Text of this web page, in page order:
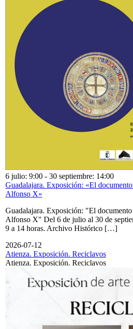
6 julio: 9:00 - 30 septiembre: 14:00
Guadalajara. Exposición: «El
Alfonso X»
Guadalajara. Exposición: "El
Alfonso X" Del 6 de julio al 30 de
9 a 14 horas. Archivo Histórico […]
2026-07-12
Atienza. Exposición. Reciclavos
Atienza. Exposición. Reciclavos